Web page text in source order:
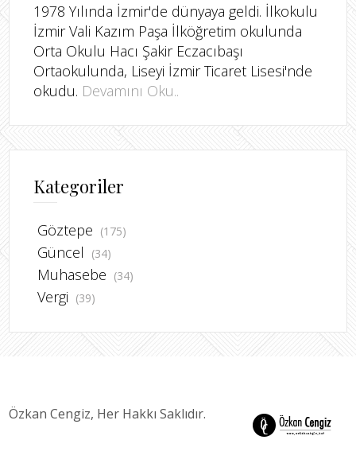
1978 Yılında İzmir'de dünyaya geldi. İlkokulu
İzmir Vali Kazım Paşa İlköğretim okulunda
Orta Okulu Hacı Şakir Eczacıbaşı
Ortaokulunda, Liseyi İzmir Ticaret Lisesi'nde
okudu. Devamını Oku..
Kategoriler
Göztepe (175)
Güncel (34)
Muhasebe (34)
Vergi (39)
Özkan Cengiz, Her Hakkı Saklıdır.